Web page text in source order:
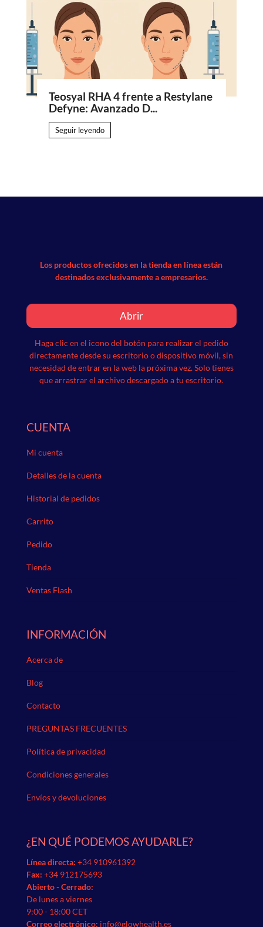
Teosyal RHA 4 frente a Restylane
Defyne: Avanzado D...
Seguir leyendo
Los productos ofrecidos en la tienda en línea están
destinados exclusivamente a empresarios.
Abrir
Haga clic en el icono del botón para realizar el pedido
directamente desde su escritorio o dispositivo móvil, sin
necesidad de entrar en la web la próxima vez.Solo tienes
que arrastrar el archivo descargado a tu escritorio.
CUENTA
Mi cuenta
Detalles de la cuenta
Historial de pedidos
Carrito
Pedido
Tienda
Ventas Flash
INFORMACIÓN
Acerca de
Blog
Contacto
PREGUNTAS FRECUENTES
Política de privacidad
Condiciones generales
Envíos y devoluciones
¿EN QUÉ PODEMOS AYUDARLE?
Línea directa: +34 910961392
Fax: +34 912175693
Abierto - Cerrado:
De lunes a viernes
9:00 - 18:00 CET
Correo electrónico: info@glowhealth.es